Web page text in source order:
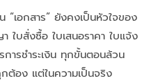
อกสาร” ยังคงเป็นหัวใจของ
ใบสั่งซื้อ ใบเสนอราคา ใบแจ้ง
การชำระเงิน ทุกขั้นตอนล้วน
ต้อง แต่ในความเป็นจริง